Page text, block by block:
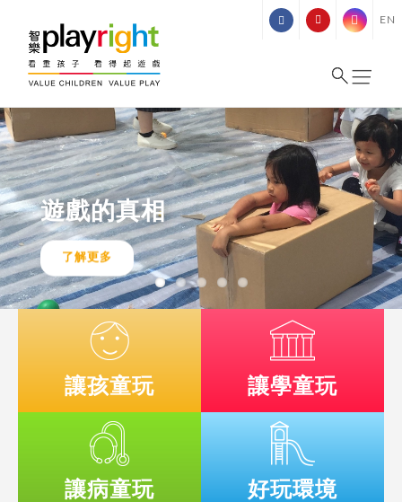
content
EN
遊戲的真相
了解更多
讓孩童玩
在孩子成長周邊
讓遊戲慣常出現
讓學童玩
展更整全
讓病童玩
患病也有遊戲
為孩子病
榻添欣喜
好玩環境
鎖定孩子視角
好玩角落